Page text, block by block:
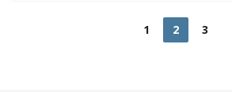
1 2 3